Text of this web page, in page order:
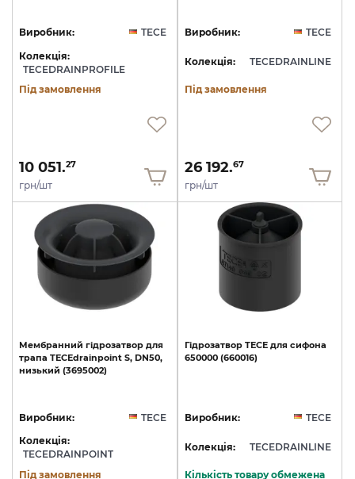
Виробник:
TECE
Колекція:
TECEDRAINPROFILE
Під замовлення
10 051.27
грн/шт
Виробник: TECE
Колекція: TECEDRAINLINE
Під замовлення
26 192.67
грн/шт
Мембранний гідрозатвор для
трапа TECEdrainpoint S, DN50,
низький (3695002)
Виробник:
TECE
Колекція:
TECEDRAINPOINT
Під замовлення
Гідрозатвор TECE для сифона
650000 (660016)
Виробник: TECE
Колекція: TECEDRAINLINE
Кількість товару обмежена